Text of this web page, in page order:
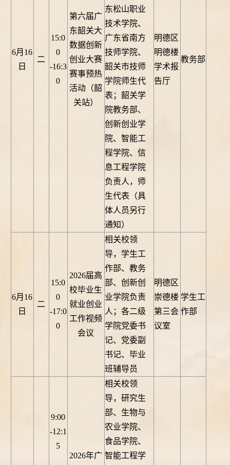
6月16
日
二
15:0
0
-16:3
0
第六届广
东韶关大
数据创新
创业大赛
赛事预热
活动（韶
关站）
东松山职业
技术学院、
广东省南方
技师学院、
韶关市技师
学院师生代
表；韶关学
院教务部、
创新创业学
院、智能工
程学院、信
息工程学院
负责人，师
生代表（具
体人员另行
通知）
明德区
明德楼
学术报
告厅
教务部
6月16
日
二
15:0
0
-17:0
0
2026届高
校毕业生
就业创业
工作视频
会议
相关校领
导，学生工
作部、教务
部、创新创
业学院负责
人；各二级
学院党委书
记、党委副
书记、毕业
班辅导员
明德区
崇德楼
第三会
议室
学生工
作部
9:00
-12:1
5
2026年广
相关校领
导，研究生
部、生物与
农业学院、
食品学院、
智能工程学